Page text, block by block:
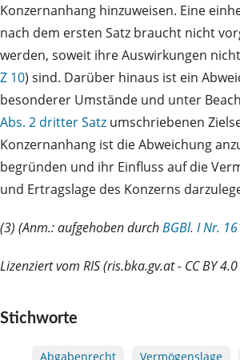
Konzernanhang hinzuweisen. Eine
nach dem ersten Satz braucht nicht
werden, soweit ihre Auswirkungen
Z 10) sind. Darüber hinaus ist ein
besonderer Umstände und unter
Abs. 2 dritter Satz umschriebenen
Konzernanhang ist die Abweichung
begründen und ihr Einfluss auf die
und Ertragslage des Konzerns
(3) (Anm.: aufgehoben durchBGBl. I Nr.
Lizenziert vom RIS (ris.bka.gv.at - CC BY 4.0
Stichworte
Abgabenrecht Vermögenslage